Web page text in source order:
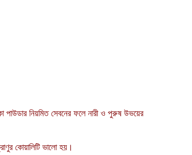
পাউডার নিয়মিত সেবনের ফলে নারী ও পুরুষ উভয়ের
কোয়ালিটি ভালো হয়।